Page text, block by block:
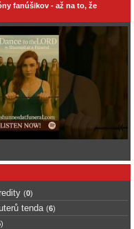
fanúšikov - až na to, že
(0)
tenda (6)
)